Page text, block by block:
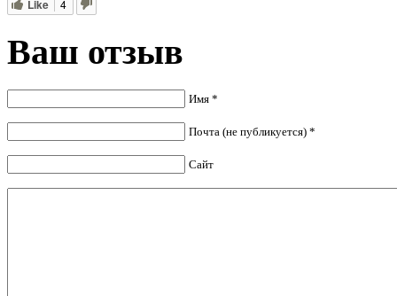
Like 4
Ваш отзыв
Имя *
Почта (не публикуется) *
Сайт